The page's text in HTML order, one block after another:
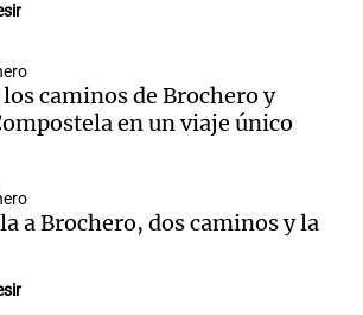
los caminos de Brochero y
en un viaje único
a Brochero, dos caminos y la